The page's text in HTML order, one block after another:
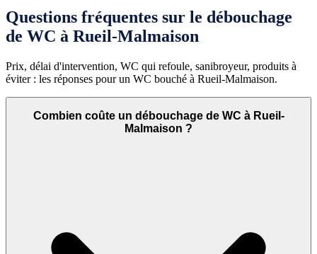
Questions fréquentes sur le débouchage
de WC à Rueil-Malmaison
Prix, délai d'intervention, WC qui refoule, sanibroyeur, produits à
éviter : les réponses pour un WC bouché à Rueil-Malmaison.
Combien coûte un débouchage de WC à Rueil-
Malmaison ?